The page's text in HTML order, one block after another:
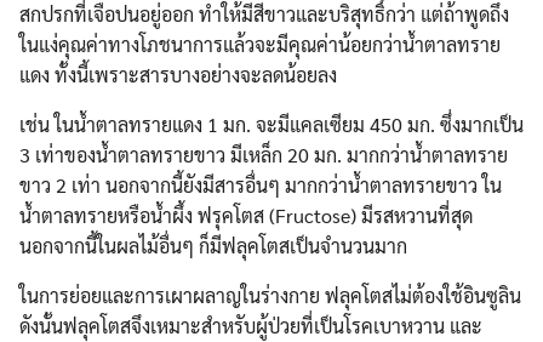
Search
for:
Search
สกปรกที่เจือปนอยู่ออก ทำให้มีสีขาวและบริสุทธิ์กว่า แต่ถ้าพูดถึง
ในแง่คุณค่าทางโภชนาการแล้วจะมีคุณค่าน้อยกว่าน้ำตาลทราย
แดง ทั้งนี้เพราะสารบางอย่างจะลดน้อยลง
เช่น ในน้ำตาลทรายแดง 1 มก. จะมีแคลเซียม 450 มก. ซึ่งมากเป็น
3 เท่าของน้ำตาลทรายขาว มีเหล็ก 20 มก. มากกว่าน้ำตาลทราย
ขาว 2 เท่า นอกจากนี้ยังมีสารอื่นๆ มากกว่าน้ำตาลทรายขาว ใน
น้ำตาลทรายหรือน้ำผึ้ง ฟรุคโตส (Fructose) มีรสหวานที่สุด
นอกจากนี้ในผลไม้อื่นๆ ก็มีฟลุคโตสเป็นจำนวนมาก
ในการย่อยและการเผาผลาญในร่างกาย ฟลุคโตสไม่ต้องใช้อินซูลิน
ดังนั้นฟลุคโตสจึงเหมาะสำหรับผู้ป่วยที่เป็นโรคเบาหวาน และ